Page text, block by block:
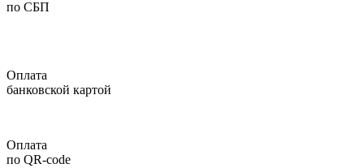
по СБП
Оплата
банковской картой
Оплата
по QR-code